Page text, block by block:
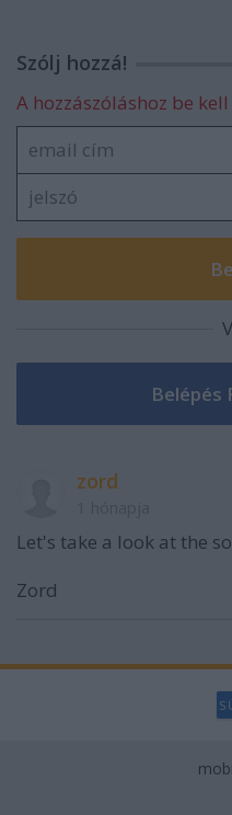
Szólj hozzá!
A hozzászóláshoz be
zord
Let's take a look at the
Zord